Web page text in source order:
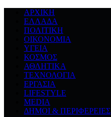
ΑΡΧΙΚΉ
ΕΛΛΆΔΑ
ΠΟΛΙΤΙΚΉ
ΟΙΚΟΝΟΜΊΑ
ΥΓΕΊΑ
ΚΌΣΜΟΣ
ΑΘΛΗΤΙΚΆ
ΤΕΧΝΟΛΟΓΙΆ
ΕΡΓΑΣΊΑ
LIFESTYLE
MEDIA
ΔΉΜΟΙ & ΠΕΡΙΦΈΡΕΙΕΣ